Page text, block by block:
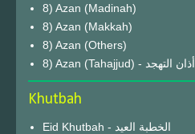
8) Azan (Madinah)
8) Azan (Makkah)
8) Azan (Others)
8) Azan (Tahajjud) - أذان التهجد
Khutbah
Eid Khutbah - الخطبة العيد